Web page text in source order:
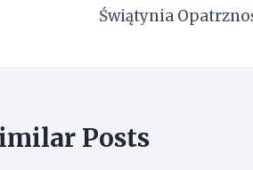
wpisu
Świątynia
Posts